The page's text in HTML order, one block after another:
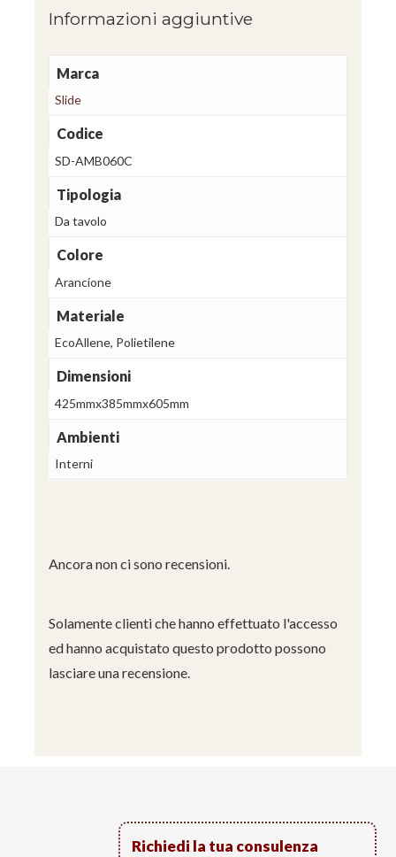
Informazioni aggiuntive
Marca
Slide
Codice
SD-AMB060C
Tipologia
Da tavolo
Colore
Arancione
Materiale
EcoAllene, Polietilene
Dimensioni
425mmx385mmx605mm
Ambienti
Interni
Ancora non ci sono recensioni.
Solamente clienti che hanno effettuato l'accesso
ed hanno acquistato questo prodotto possono
lasciare una recensione.
Richiedi la tua consulenza